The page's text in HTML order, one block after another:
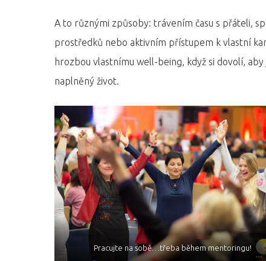
A to různými způsoby: trávením času s přáteli,
prostředků nebo aktivním přístupem k vlastní
hrozbou vlastnímu well-being, když si dovolí,
naplněný život.
Pracujte na sobě…třeba během mentoringu!